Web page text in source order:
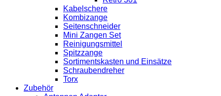
Kabelschere
Kombizange
Seitenschneider
Mini Zangen Set
Reinigungsmittel
Spitzzange
Sortimentskasten und Einsätze
Schraubendreher
Torx
Zubehör